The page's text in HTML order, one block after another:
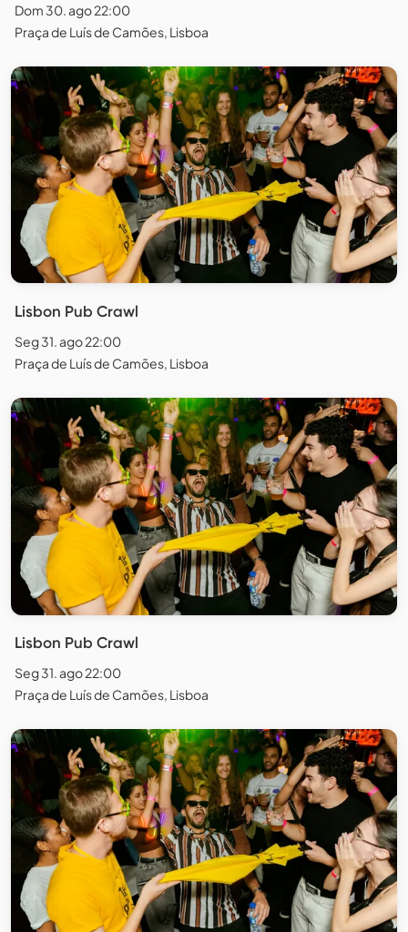
Dom 30. ago 22:00
Praça de Luís de Camões, Lisboa
Lisbon Pub Crawl
Seg 31. ago 22:00
Praça de Luís de Camões, Lisboa
Lisbon Pub Crawl
Seg 31. ago 22:00
Praça de Luís de Camões, Lisboa